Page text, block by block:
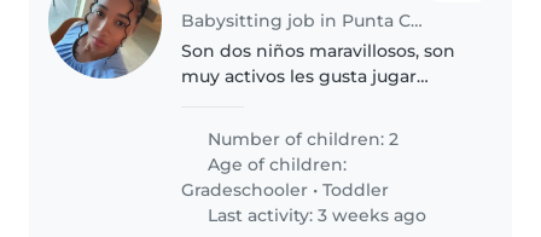
Babysitting job in Punta Cana
Son dos niños maravillosos, son
muy activos les gusta jugar
al aire libre, son muy
sentimentales de cómo le
hablan y los tratan, no confían
fácilmente..
Number of children: 2
Age of children:
Gradeschooler •Toddler
Last activity: 3 weeks ago